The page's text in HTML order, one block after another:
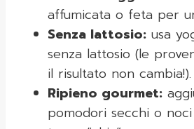
affumicata o feta per
Senza lattosio: usa
senza lattosio (le
il risultato non cambia!).
Ripieno gourmet:
pomodori secchi o